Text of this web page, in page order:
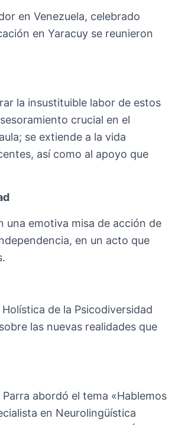
en Venezuela, celebrado
en Yaracuy se reunieron
la insustituible labor de estos
crucial en el
se extiende a la vida
así como al apoyo que
una emotiva misa de acción de
en un acto que
de la Psicodiversidad
las nuevas realidades que
abordó el tema «Hablemos
en Neurolingüística